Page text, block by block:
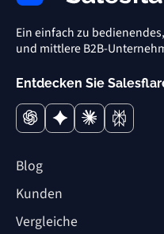
Ein einfach zu
und mittlere B2B-
Entdecken Sie
Blog
Kunden
Vergleiche